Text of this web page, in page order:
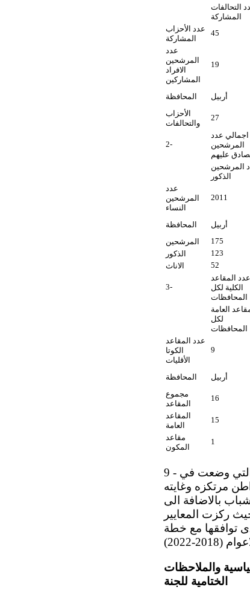
التحالفات
المشاركة
عدد الأحزاب
المشاركة
45
عدد
المرشحين
الافراد
المشاركين
19
المحافظة أربيل
الأحزاب
والتحالفات
27
2-
اجمالي عدد
المرشحين
عليهم
المرشحين
الذكور
عدد
المرشحين
النساء
2011
المحافظة أربيل
المرشحين
175
الذكور
123
الاناث
52
3-
عدد المقاعد
الكلية لكل
المحافظات
العامة
لكل
المحافظات
عدد المقاعد
الكوتا
الأقليات
9
المحافظة أربيل
مجموع
المقاعد
16
المقاعد
العامة
15
مقاعد
المكون
1
9 - وفي ضوء نتائج الانتخابات شكلت الحكومة العراقية برئاسة الدكتور عادل عبد المهدي التي وضعت في
المواطن مرتكزه وغايته
بالاضافة الى
ركزت المعايير
توافقها مع خطة
والملاحظات
الختامية للجنة